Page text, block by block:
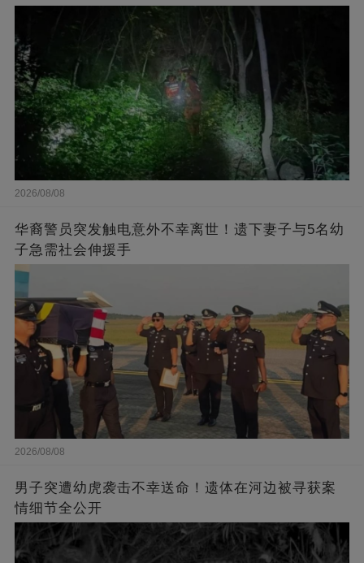
2026/08/08
华裔警员突发触电意外不幸离世！遗下妻子与5名幼
子急需社会伸援手
2026/08/08
男子突遭幼虎袭击不幸送命！遗体在河边被寻获案
情细节全公开